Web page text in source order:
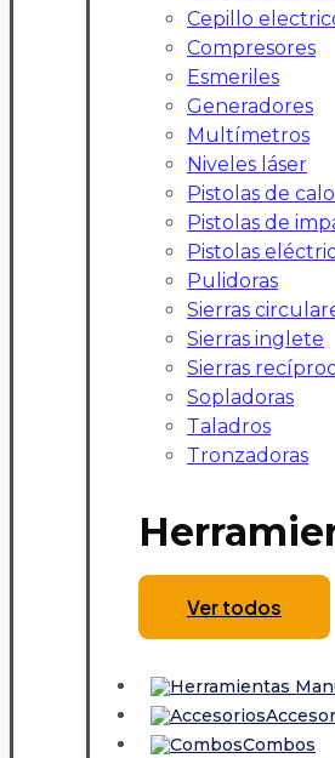
Cepillo
Compresores
Esmeriles
Generadores
Multímetros
Niveles láser
Pistolas de
Pistolas de
Pistolas
Pulidoras
Sierras
Sierras inglete
Sierras
Sopladoras
Taladros
Tronzadoras
Ver todos
Combos